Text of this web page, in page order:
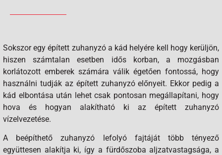
Sokszor egy épített zuhanyzó a kád helyére kell hogy kerüljön,
hiszen számtalan esetben idős korban, a mozgásban
korlátozott emberek számára válik égetően fontossá, hogy
használni tudják az épített zuhanyzó előnyeit. Ekkor pedig a
kád elbontása után lehet csak pontosan megállapítani, hogy
hova és hogyan alakítható ki az épített zuhanyzó
vízelvezetése.
A beépíthető zuhanyzó lefolyó fajtáját több tényező
együttesen alakítja ki, így a fürdőszoba aljzatvastagsága, a